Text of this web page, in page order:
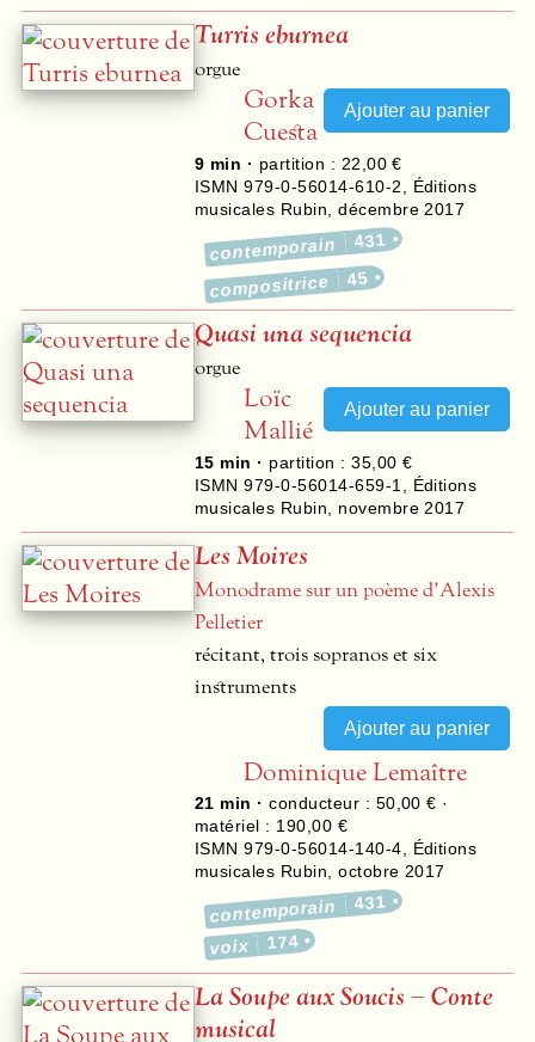
Turris eburnea
orgue
Gorka
Cuesta
9 min · partition : 22,00 €
ISMN 979-0-56014-610-2
Éditions
musicales Rubin ,décembre 2017
contemporain 431
compositrice 45
Quasi una sequencia
orgue
Loïc
Mallié
15 min · partition : 35,00 €
ISMN 979-0-56014-659-1
Éditions
musicales Rubin
novembre 2017
Les Moires
Monodrame sur un poème d’Alexis
Pelletier
récitant, trois sopranos et six
instruments
Dominique Lemaître
21 min ·conducteur : 50,00 € ·
matériel : 190,00 €
ISMN 979-0-56014-140-4
Éditions
musicales Rubin ,octobre 2017
contemporain 431
voix 174
La Soupe aux Soucis – Conte
musical